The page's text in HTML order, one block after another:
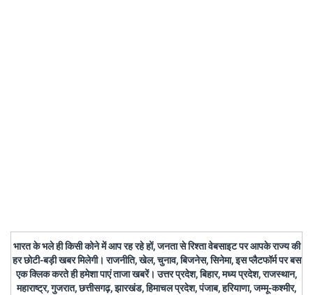
भारत के भले ही किसी कोने में आप रह रहे हों, जनता से रिश्ता वेबसाइट पर आपके राज्य की
हर छोटी-बड़ी खबर मिलेगी। राजनीति, खेल, चुनाव, बिजनेस, सिनेमा, इस प्लैटफॉर्म पर बस
एक क्लिक करते ही हमेशा पाएं ताजा खबरें। उत्तर प्रदेश, बिहार, मध्य प्रदेश, राजस्थान,
महाराष्ट्र, गुजरात, छत्तीसगढ़, झारखंड, हिमाचल प्रदेश, पंजाब, हरियाणा, जम्मू-कश्मीर,